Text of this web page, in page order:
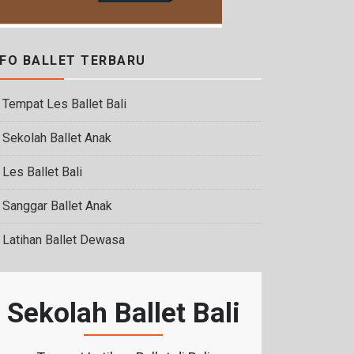
BALLET TERBARU
Tempat Les Ballet Bali
Sekolah Ballet Anak
Les Ballet Bali
Sanggar Ballet Anak
Latihan Ballet Dewasa
Sekolah Ballet Bali